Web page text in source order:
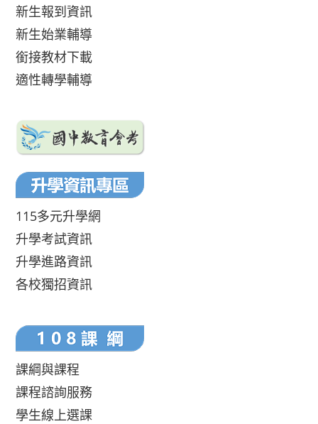
新生報到資訊
新生始業輔導
銜接教材下載
適性轉學輔導
115多元升學網
升學考試資訊
升學進路資訊
各校獨招資訊
課綱與課程
課程諮詢服務
學生線上選課